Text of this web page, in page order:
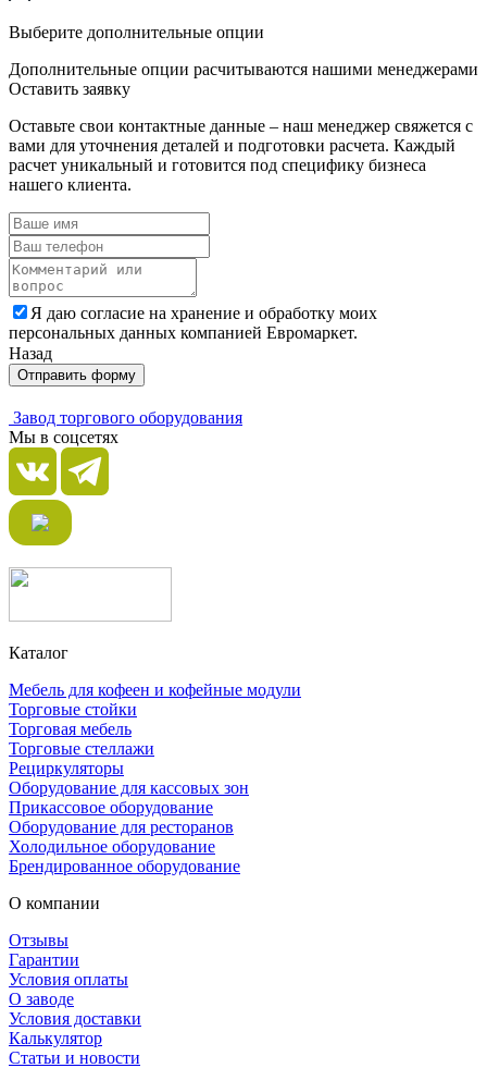
Выберите дополнительные опции
Дополнительные опции расчитываются нашими менеджерами
Оставить заявку
Оставьте свои контактные данные – наш менеджер свяжется с
вами для уточнения деталей и подготовки расчета. Каждый
расчет уникальный и готовится под специфику бизнеса
нашего клиента.
Я даю согласие на хранение и обработку моих
персональных данных компанией Евромаркет.
Назад
Отправить форму
Завод торгового оборудования
Мы в соцсетях
Каталог
Мебель для кофеен и кофейные модули
Торговые стойки
Торговая мебель
Торговые стеллажи
Рециркуляторы
Оборудование для кассовых зон
Прикассовое оборудование
Оборудование для ресторанов
Холодильное оборудование
Брендированное оборудование
О компании
Отзывы
Гарантии
Условия оплаты
О заводе
Условия доставки
Калькулятор
Статьи и новости